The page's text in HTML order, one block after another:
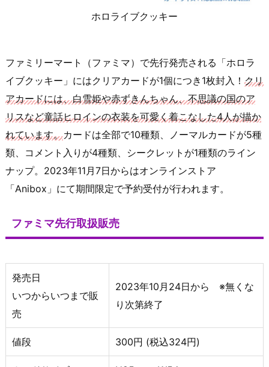
ホロライブクッキー
ファミリーマート（ファミマ）で先行発売される「ホロラ
イブクッキー」にはクリアカードが1個につき1枚封入！ クリ
アカードには、白雪姫や赤ずきんちゃん、不思議の国のア
リスなど童話ヒロインの衣装を可愛く着こなした4人が描か
れています。カードは全部で10種類、ノーマルカードが5種
類、コメント入りが4種類、シークレットが1種類のライン
ナップ。2023年11月7日からはオンラインストア
「Anibox」にて期間限定で予約受付が行われます。
ファミマ先行取扱販売
発売日
いつからいつまで販
売
2023年10月24日から ※無くな
り次第終了
値段 300円 (税込324円)